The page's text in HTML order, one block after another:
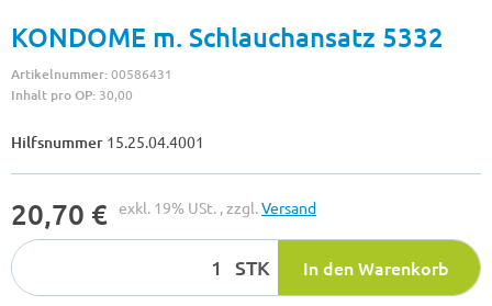
KONDOME m. Schlauchansatz 5332
Artikelnummer:00586431
Inhalt pro OP: 30,00
Hilfsnummer 15.25.04.4001
20,70 € exkl. 19% USt. , zzgl.Versand
STK In den Warenkorb